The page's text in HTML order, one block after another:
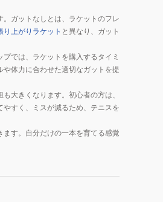
ガットなしとは、ラケットのフレ
り上がりラケット と異なり、ガット
では、ラケットを購入するタイミ
体力に合わせた適切なガットを提
大きくなります。初心者の方は、
すく、ミスが減るため、テニスを
す。自分だけの一本を育てる感覚